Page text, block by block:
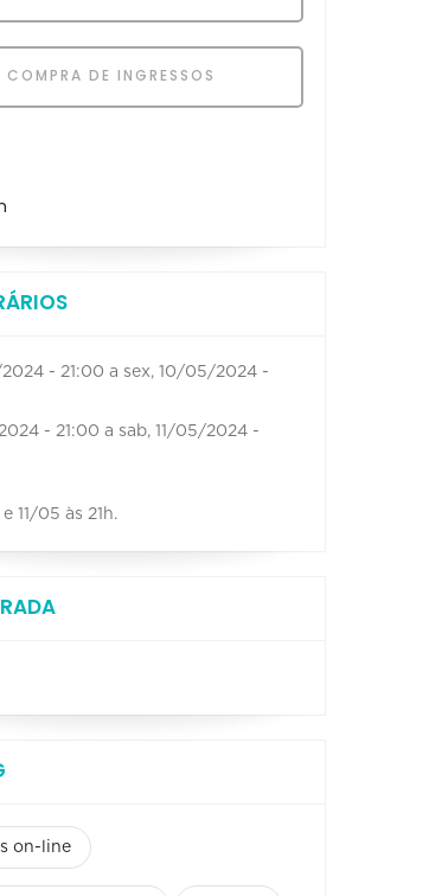
COMPRA DE INGRESSOS
- 21:00 a sex, 10/05/2024 -
- 21:00 a sab, 11/05/2024 -
11/05 às 21h.
on-line